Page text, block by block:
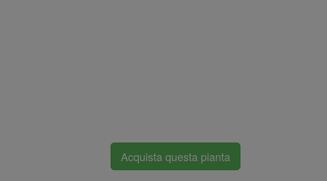
Acquista questa pianta